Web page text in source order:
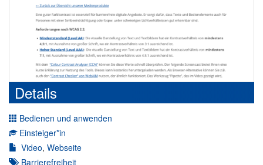
Details
Bedienen und anwenden
Einsteiger*in
Video, Webseite
Barrierefreiheit